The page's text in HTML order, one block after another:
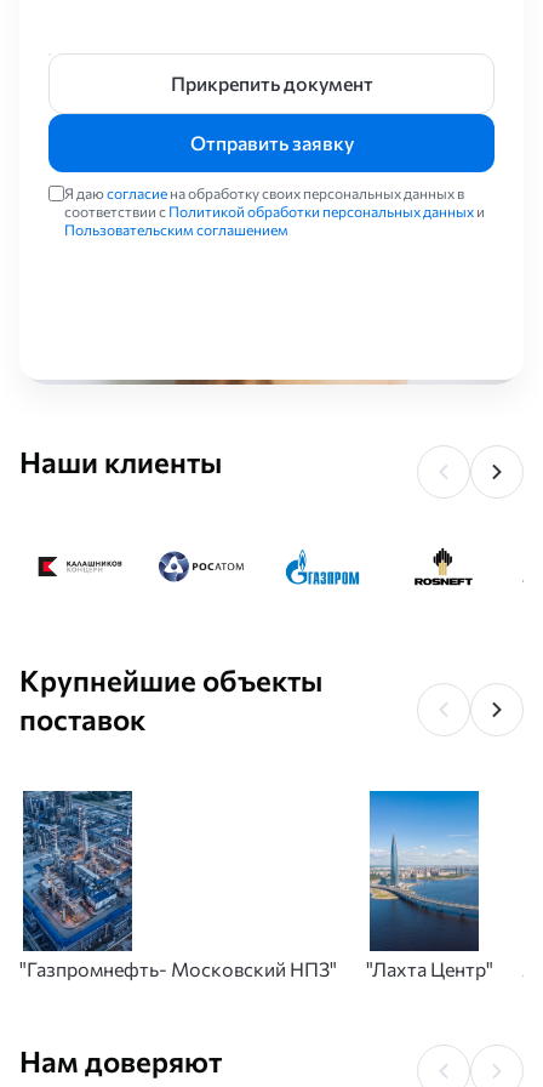
Прикрепить документ
Отправить заявку
Я даюсогласие на обработку своих персональных данных в
соответствии с Политикой обработки персональных данных и
Пользовательским соглашением
Наши клиенты
Крупнейшие объекты
поставок
"Газпромнефть- Московский НПЗ" "Лахта Центр"
Нам доверяют